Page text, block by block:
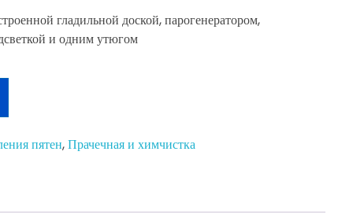
гладильной доской, парогенератором,
и одним утюгом
пятен,Прачечная и химчистка